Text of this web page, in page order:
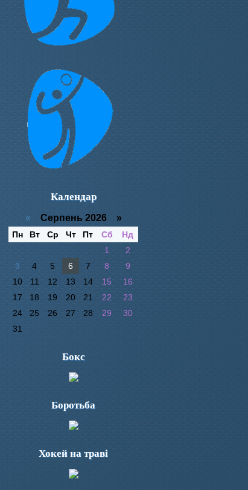
Календар
« Серпень 2026 »
Пн Вт Ср Чт Пт Сб
Нд
1
2
3
4 5 6 7 8
9
10
11 12 13 14 15
16
17
18 19 20 21 22
23
24
25 26 27 28 29
30
31
Бокс
Боротьба
Хокей на траві